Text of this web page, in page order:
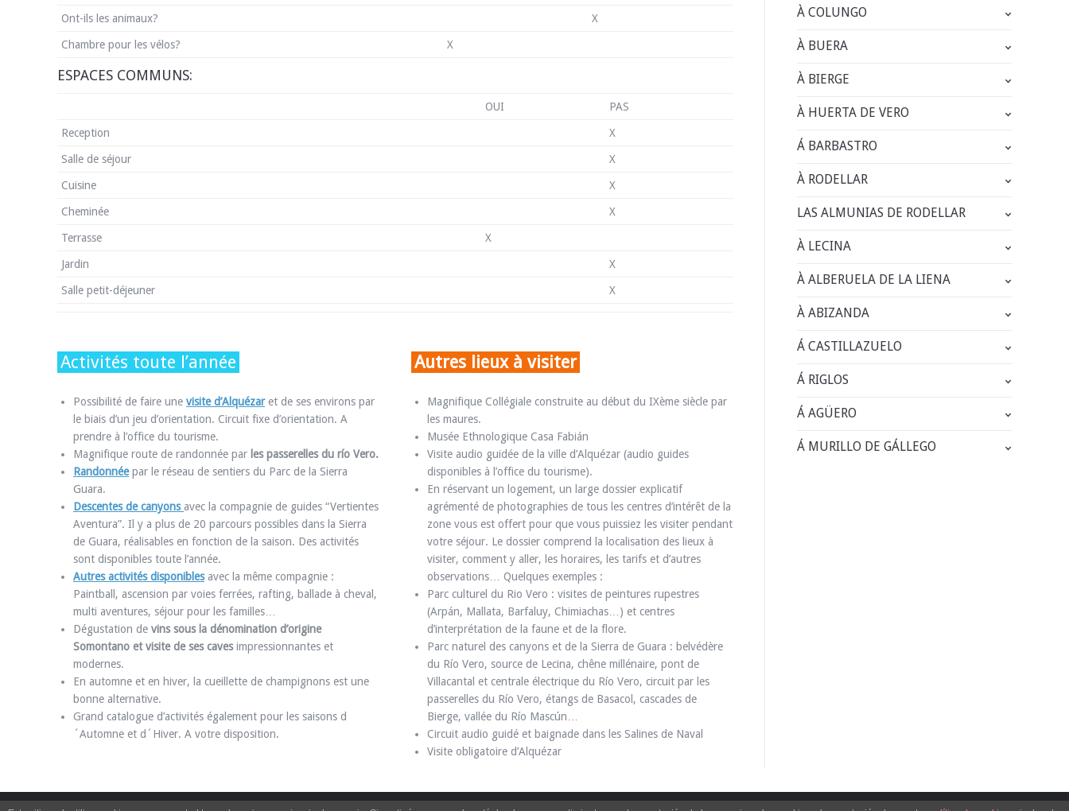
Ont-ils les animaux? X
Chambre pour les vélos? X
ESPACES COMMUNS:
OUI PAS
Reception X
Salle de séjour X
Cuisine X
Cheminée X
Terrasse X
Jardin X
Salle petit-déjeuner X
Activités toute l’année
Possibilité de faire une visite d’Alquézaret de ses environs par
le biais d’un jeu d’orientation. Circuit fixe d’orientation. A
prendre à l’office du tourisme.
Magnifique route de randonnée par les passerelles du río Vero.
Randonnéepar le réseau de sentiers du Parc de la Sierra
Guara.
Descentes de canyons avec la compagnie de guides “Vertientes
Aventura”. Il y a plus de 20 parcours possibles dans la Sierra
de Guara, réalisables en fonction de la saison. Des activités
sont disponibles toute l’année.
Autres activités disponiblesavec la même compagnie :
Paintball, ascension par voies ferrées, rafting, ballade à cheval,
multi aventures, séjour pour les familles…
Dégustation de vins sous la dénomination d’origine
Somontano et visite de ses cavesimpressionnantes et
modernes.
En automne et en hiver, la cueillette de champignons est une
bonne alternative.
Grand catalogue d’activités également pour les saisons d
´Automne et d´Hiver. A votre disposition.
Autres lieux à visiter
Magnifique Collégiale construite au début du IXème siècle par
les maures.
Musée Ethnologique Casa Fabián
Visite audio guidée de la ville d’Alquézar (audio guides
disponibles à l’office du tourisme).
En réservant un logement, un large dossier explicatif
agrémenté de photographies de tous les centres d’intérêt de la
zone vous est offert pour que vous puissiez les visiter pendant
votre séjour. Le dossier comprend la localisation des lieux à
visiter, comment y aller, les horaires, les tarifs et d’autres
observations… Quelques exemples :
Parc culturel du Rio Vero : visites de peintures rupestres
(Arpán, Mallata, Barfaluy, Chimiachas…) et centres
d’interprétation de la faune et de la flore.
Parc naturel des canyons et de la Sierra de Guara : belvédère
du Río Vero, source de Lecina, chêne millénaire, pont de
Villacantal et centrale électrique du Río Vero, circuit par les
passerelles du Río Vero, étangs de Basacol, cascades de
Bierge, vallée du Río Mascún…
Circuit audio guidé et baignade dans les Salines de Naval
Visite obligatoire d’Alquézar
À COLUNGO
À BUERA
À BIERGE
À HUERTA DE VERO
Á BARBASTRO
À RODELLAR
LAS ALMUNIAS DE RODELLAR
À LECINA
À ALBERUELA DE LA LIENA
À ABIZANDA
Á CASTILLAZUELO
Á RIGLOS
Á AGÜERO
Á MURILLO DE GÁLLEGO